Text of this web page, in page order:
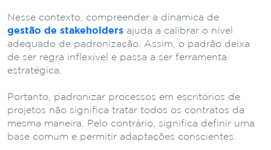
Nesse contexto, compreender a dinâmica de
gestão de stakeholders ajuda a calibrar o nível
adequado de padronização. Assim, o padrão deixa
de ser regra inflexível e passa a ser ferramenta
estratégica.
Portanto, padronizar processos em escritórios de
projetos não significa tratar todos os contratos da
mesma maneira. Pelo contrário, significa definir uma
base comum e permitir adaptações conscientes.